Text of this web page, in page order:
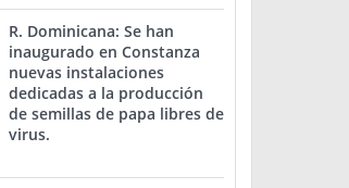
R. Dominicana: Se han
inaugurado en Constanza
nuevas instalaciones
dedicadas a la producción
de semillas de papa libres de
virus.